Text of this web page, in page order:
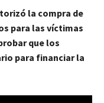
la compra de
para las víctimas
que los
para financiar la